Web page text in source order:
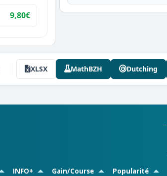
9,80€
XLSX MathBZH Dutching
INFO+ Gain/Course Popularité